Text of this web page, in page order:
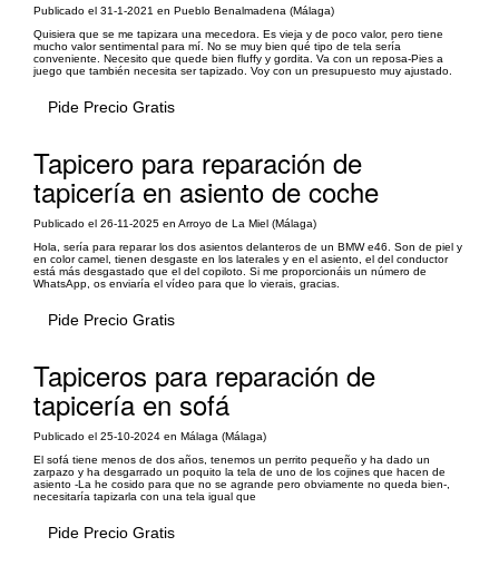
Publicado el 31-1-2021 en Pueblo Benalmadena (Málaga)
Quisiera que se me tapizara una mecedora. Es vieja y de poco valor, pero tiene
mucho valor sentimental para mí. No se muy bien qué tipo de tela sería
conveniente. Necesito que quede bien fluffy y gordita. Va con un reposa-Pies a
juego que también necesita ser tapizado. Voy con un presupuesto muy ajustado.
Pide Precio Gratis
Tapicero para reparación de
tapicería en asiento de coche
Publicado el 26-11-2025 en Arroyo de La Miel (Málaga)
Hola, sería para reparar los dos asientos delanteros de un BMW e46. Son de piel y
en color camel, tienen desgaste en los laterales y en el asiento, el del conductor
está más desgastado que el del copiloto. Si me proporcionáis un número de
WhatsApp, os enviaría el vídeo para que lo vierais, gracias.
Pide Precio Gratis
Tapiceros para reparación de
tapicería en sofá
Publicado el 25-10-2024 en Málaga (Málaga)
El sofá tiene menos de dos años, tenemos un perrito pequeño y ha dado un
zarpazo y ha desgarrado un poquito la tela de uno de los cojines que hacen de
asiento -La he cosido para que no se agrande pero obviamente no queda bien-,
necesitaría tapizarla con una tela igual que
Pide Precio Gratis